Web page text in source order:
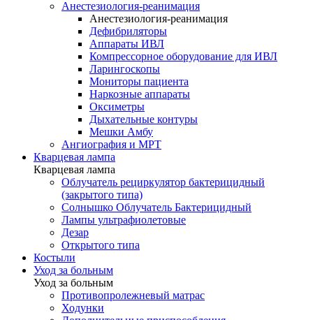
Анестезиология-реанимация
Анестезиология-реанимация
Дефибриляторы
Аппараты ИВЛ
Компрессорное оборудование для ИВЛ
Ларингоскопы
Мониторы пациента
Наркозные аппараты
Оксиметры
Дыхательные контуры
Мешки Амбу
Ангиография и МРТ
Кварцевая лампа
Кварцевая лампа
Облучатель рециркулятор бактерицидный
(закрытого типа)
Солнышко Облучатель Бактерицидный
Лампы ультрафиолетовые
Дезар
Открытого типа
Костыли
Уход за больным
Уход за больным
Противопролежневый матрас
Ходунки